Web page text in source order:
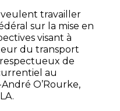
veulent travailler
sur la mise en
visant à
du transport
de
au
O’Rourke,